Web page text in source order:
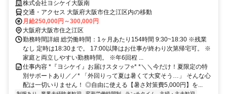
株式会社ヨシケイ大阪南
交通・アクセス 大阪府大阪市住之江区内の移動
月給250,000円～300,000円
大阪府大阪市住之江区
勤務時間詳細 総労働時間：1ヶ月あたり154時間 9:30~18:30 ※残業
なし 定時は18:30まで。 17:00以降はお仕事が終わり次第帰宅可。 ※
家庭と両立しやすい勤務時間。 ※年6回程 ...
仕事内容 *『ヨシケイ』お届けスタッフ⭐️* *＼＼今だけ！夏限定の特
別サポートあり／／* 「外回りって夏は暑くて大変そう…」 そんな心
配は一切いりません！ ◎自由に使える【暑さ対策費5,000円】を...